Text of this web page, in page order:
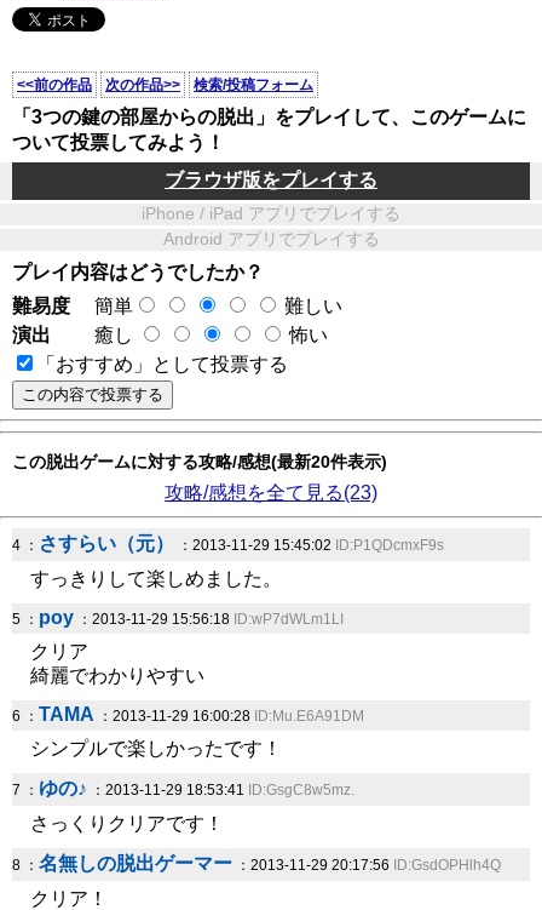
<<前の作品 次の作品>> 検索/投稿フォーム
「3つの鍵の部屋からの脱出」をプレイして、このゲームに
ついて投票してみよう！
ブラウザ版をプレイする
iPhone / iPad アプリでプレイする
Android アプリでプレイする
プレイ内容はどうでしたか？
難易度
簡単
難しい
演出
癒し
怖い
「おすすめ」として投票する
この脱出ゲームに対する攻略/感想(最新20件表示)
攻略/感想を全て見る(23)
4 ： さすらい（元） ：2013-11-29 15:45:02 ID:P1QDcmxF9s
すっきりして楽しめました。
5 ： poy ：2013-11-29 15:56:18 ID:wP7dWLm1LI
クリア
綺麗でわかりやすい
6 ： TAMA ：2013-11-29 16:00:28 ID:Mu.E6A91DM
シンプルで楽しかったです！
7 ： ゆの♪ ：2013-11-29 18:53:41 ID:GsgC8w5mz.
さっくりクリアです！
8 ： 名無しの脱出ゲーマー ：2013-11-29 20:17:56 ID:GsdOPHlh4Q
クリア！